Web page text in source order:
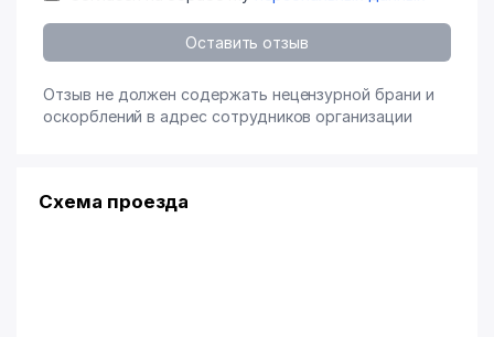
Оставить отзыв
Отзыв не должен содержать нецензурной брани и
оскорблений в адрес сотрудников организации
Схема проезда